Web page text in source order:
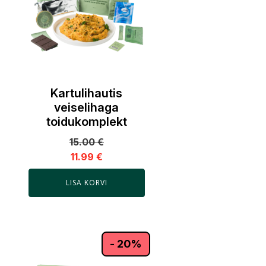
Kartulihautis
veiselihaga
toidukomplekt
15.00€
11.99 €
LISA KORVI
- 20%